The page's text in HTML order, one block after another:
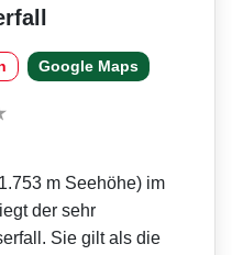
Google Maps
m Seehöhe) im
der sehr
Sie gilt als die